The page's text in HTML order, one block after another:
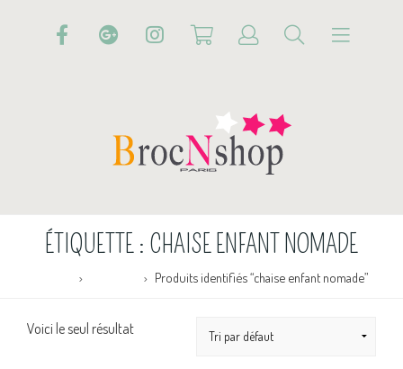
ÉTIQUETTE : CHAISE ENFANT NOMADE
Produits identifiés “chaise enfant nomade”
Voici le seul résultat